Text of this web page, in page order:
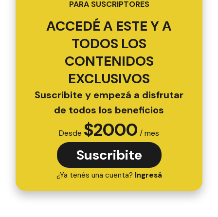
PARA SUSCRIPTORES
ACCEDÉ A ESTE Y A
TODOS LOS
CONTENIDOS
EXCLUSIVOS
Suscribite y empezá a disfrutar
de todos los beneficios
Desde $2000 / mes
Suscribite
¿Ya tenés una cuenta? Ingresá